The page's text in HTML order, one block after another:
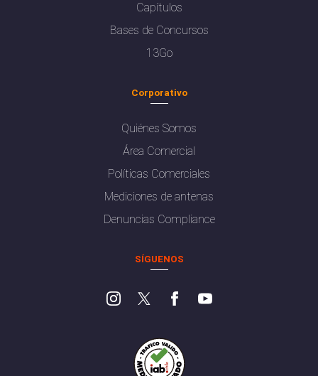
Capítulos
Bases de Concursos
13Go
Corporativo
Quiénes Somos
Área Comercial
Políticas Comerciales
Mediciones de antenas
Denuncias Compliance
SÍGUENOS